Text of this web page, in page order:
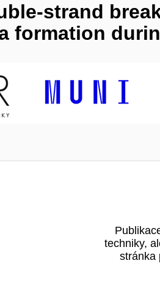
strand
formation
techniky,
stránka